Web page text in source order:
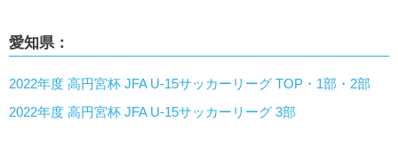
愛知県：
2022年度 高円宮杯 JFA U-15サッカーリーグ TOP・1部・2部
2022年度 高円宮杯 JFA U-15サッカーリーグ 3部